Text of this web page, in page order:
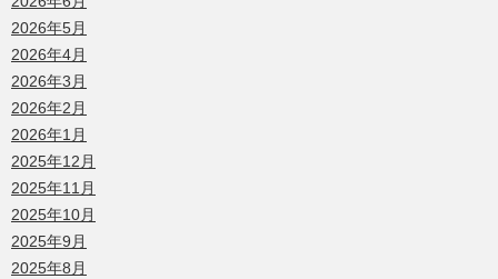
2026年5月
2026年4月
2026年3月
2026年2月
2026年1月
2025年12月
2025年11月
2025年10月
2025年9月
2025年8月